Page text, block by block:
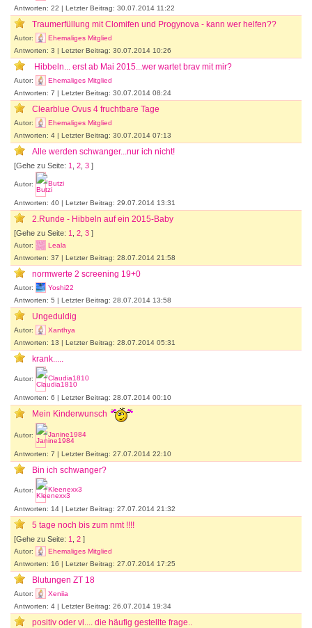
Antworten: 22 | Letzter Beitrag: 30.07.2014 11:22
Traumerfüllung mit Clomifen und Progynova - kann wer helfen??
Autor:
Ehemaliges Mitglied
Antworten: 3 | Letzter Beitrag: 30.07.2014 10:26
Hibbeln... erst ab Mai 2015...wer wartet brav mit mir?
Autor:
Ehemaliges Mitglied
Antworten: 7 | Letzter Beitrag: 30.07.2014 08:24
Clearblue Ovus 4 fruchtbare Tage
Autor:
Ehemaliges Mitglied
Antworten: 4 | Letzter Beitrag: 30.07.2014 07:13
Alle werden schwanger...nur ich nicht!
[Gehe zu Seite: 1 2 3 ]
Autor: Butzi
Antworten: 40 | Letzter Beitrag: 29.07.2014 13:31
2.Runde - Hibbeln auf ein 2015-Baby
[Gehe zu Seite: 1 2 3 ]
Autor:
Leala
Antworten: 37 | Letzter Beitrag: 28.07.2014 21:58
normwerte 2 screening 19+0
Autor:
Yoshi22
Antworten: 5 | Letzter Beitrag: 28.07.2014 13:58
Ungeduldig
Autor:
Xanthya
Antworten: 13 | Letzter Beitrag: 28.07.2014 05:31
krank.....
Autor: Claudia1810
Antworten: 6 | Letzter Beitrag: 28.07.2014 00:10
Mein Kinderwunsch
Autor: Janine1984
Antworten: 7 | Letzter Beitrag: 27.07.2014 22:10
Bin ich schwanger?
Autor: Kleenexx3
Antworten: 14 | Letzter Beitrag: 27.07.2014 21:32
5 tage noch bis zum nmt !!!!
[Gehe zu Seite: 1 2 ]
Autor:
Ehemaliges Mitglied
Antworten: 16 | Letzter Beitrag: 27.07.2014 17:25
Blutungen ZT 18
Autor:
Xeniia
Antworten: 4 | Letzter Beitrag: 26.07.2014 19:34
positiv oder vl.... die häufig gestellte frage..